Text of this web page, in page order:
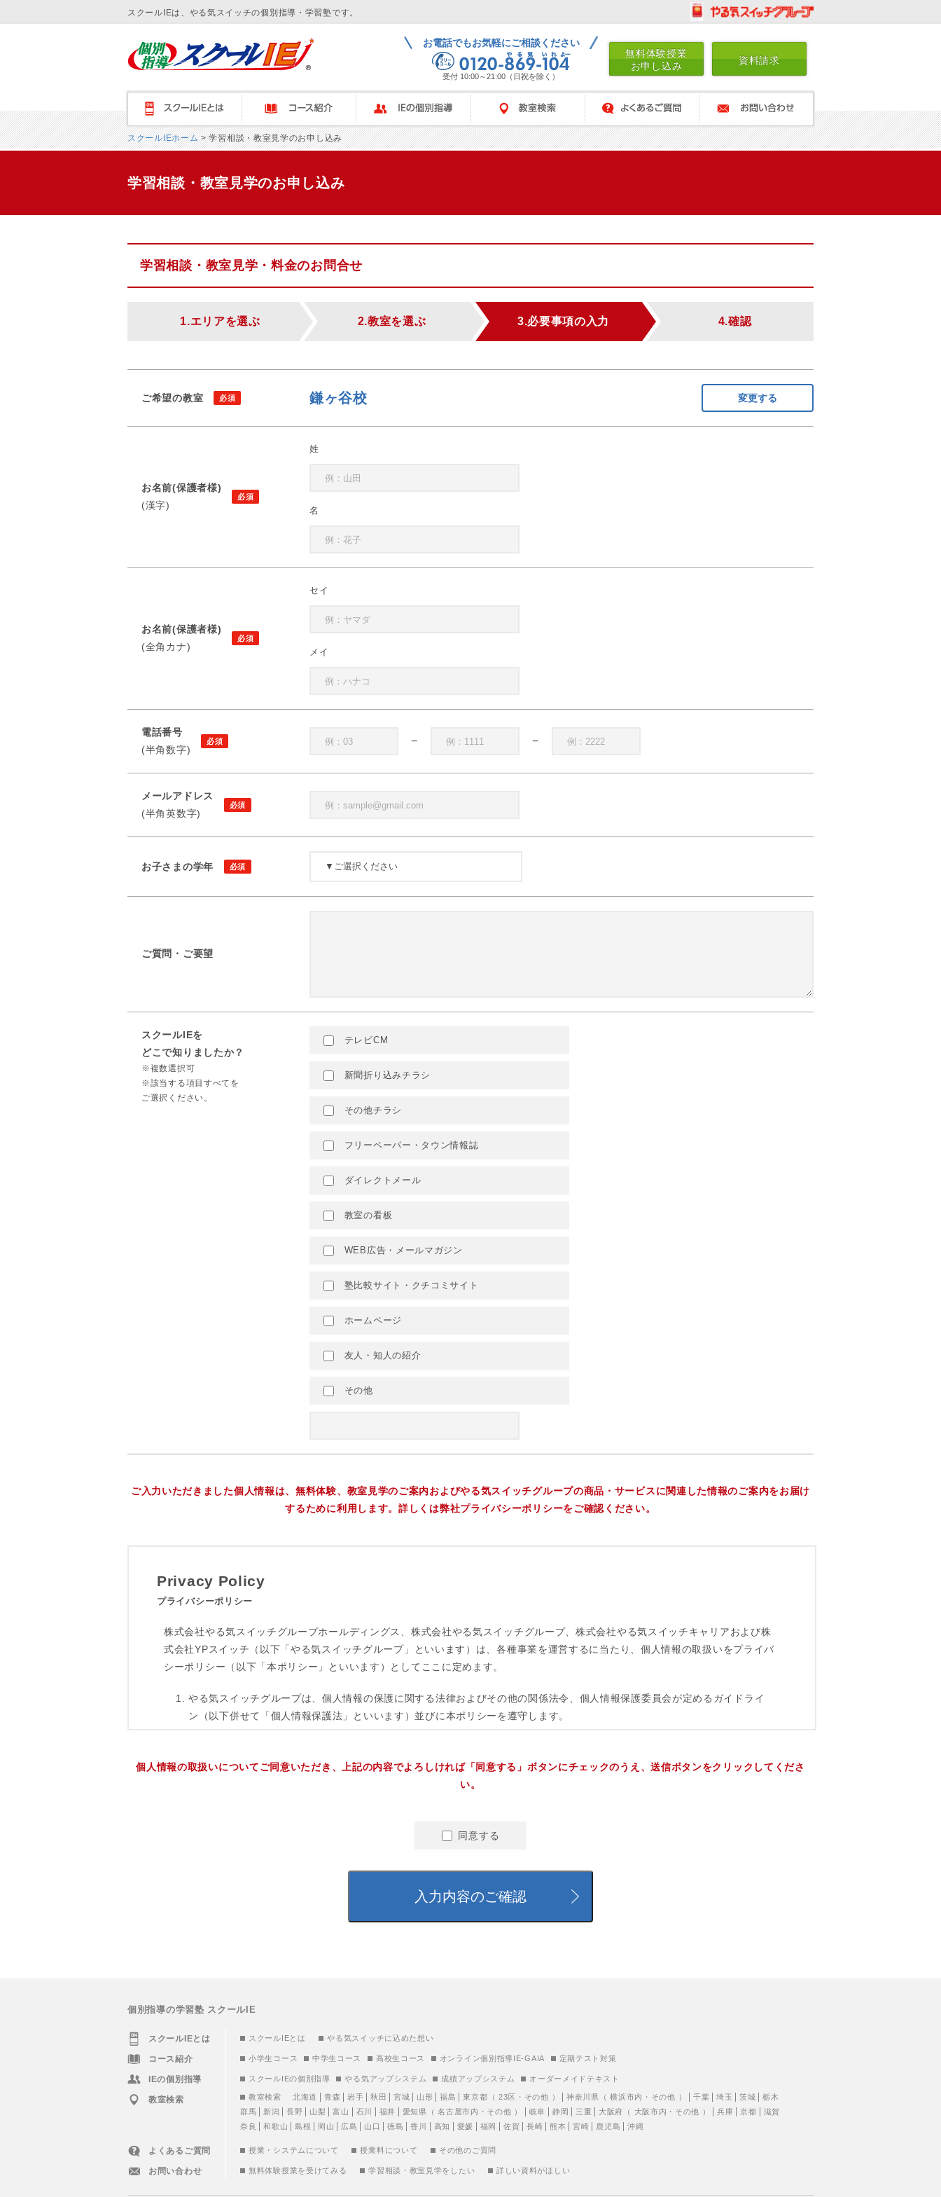
スクールIEは、やる気スイッチの個別指導・学習塾です。
お電話でもお気軽にご相談ください
受付 10:00～21:00（日祝を除く）
無料体験授業
お申し込み
資料請求
スクールＩＥとは コース紹介 IEの個別指導 教室検索 よくあるご質問 お問い合わせ
スクールIEホーム> 学習相談・教室見学のお申し込み
学習相談・教室見学のお申し込み
学習相談・教室見学・料金のお問合せ
1.エリアを選ぶ 2.教室を選ぶ 3.必要事項の入力 4.確認
ご希望の教室 鎌ヶ谷校 変更する
お名前(保護者様)
(漢字)
姓
名
お名前(保護者様)
(全角カナ)
セイ
メイ
電話番号
(半角数字)
− −
メールアドレス
(半角英数字)
お子さまの学年
ご質問・ご要望
スクールIEを
どこで知りましたか？
※複数選択可
※該当する項目すべてを
ご選択ください。
テレビCM
新聞折り込みチラシ
その他チラシ
フリーペーパー・タウン情報誌
ダイレクトメール
教室の看板
WEB広告・メールマガジン
塾比較サイト・クチコミサイト
ホームページ
友人・知人の紹介
その他
ご入力いただきました個人情報は、無料体験、教室見学のご案内およびやる気スイッチグループの商品・サービスに関連した情報のご案内をお届け
するために利用します。詳しくは弊社プライバシーポリシーをご確認ください。
個人情報の取扱いについてご同意いただき、上記の内容でよろしければ「同意する」ボタンにチェックのうえ、送信ボタンをクリックしてくださ
い。
同意する
個別指導の学習塾 スクールIE
スクールIEとは スクールIEとは やる気スイッチに込めた想い
コース紹介 小学生コース 中学生コース 高校生コース オンライン個別指導IE-GAIA 定期テスト対策
IEの個別指導 スクールIEの個別指導 やる気アップシステム 成績アップシステム オーダーメイドテキスト
教室検索 教室検索 北海道 青森 岩手 秋田 宮城 山形 福島 東京都 （ 23区 ・ その他 ） 神奈川県 （横浜市内 ・ その他 ） 千葉 埼玉 茨城
栃木
群馬
新潟 長野 山梨 富山 石川 福井 愛知県 （名古屋市内 ・ その他 ） 岐阜 静岡 三重 大阪府 （ 大阪市内 ・ その他 ） 兵庫 京都
滋賀
奈良
和歌山 島根 岡山 広島 山口 徳島 香川 高知 愛媛 福岡 佐賀 長崎 熊本 宮崎 鹿児島 沖縄
よくあるご質問 授業・システムについて 授業料について その他のご質問
お問い合わせ 無料体験授業を受けてみる 学習相談・教室見学をしたい 詳しい資料がほしい